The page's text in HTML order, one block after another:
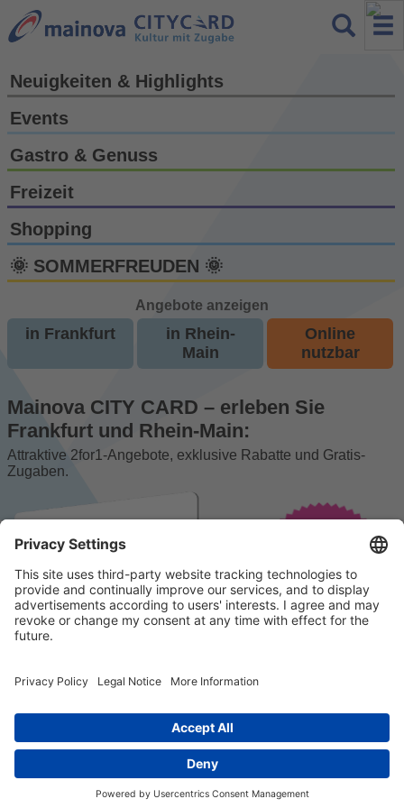
Neuigkeiten & Highlights
Events
Gastro & Genuss
Freizeit
Shopping
🌞 SOMMERFREUDEN 🌞
Angebote anzeigen
in Frankfurt
in Rhein-
Main
Online
nutzbar
Mainova CITY CARD – erleben Sie
Frankfurt und Rhein-Main:
Attraktive 2for1-Angebote, exklusive Rabatte und Gratis-
Zugaben.
© 2023 k/c/e Marketing GmbH –Impressum